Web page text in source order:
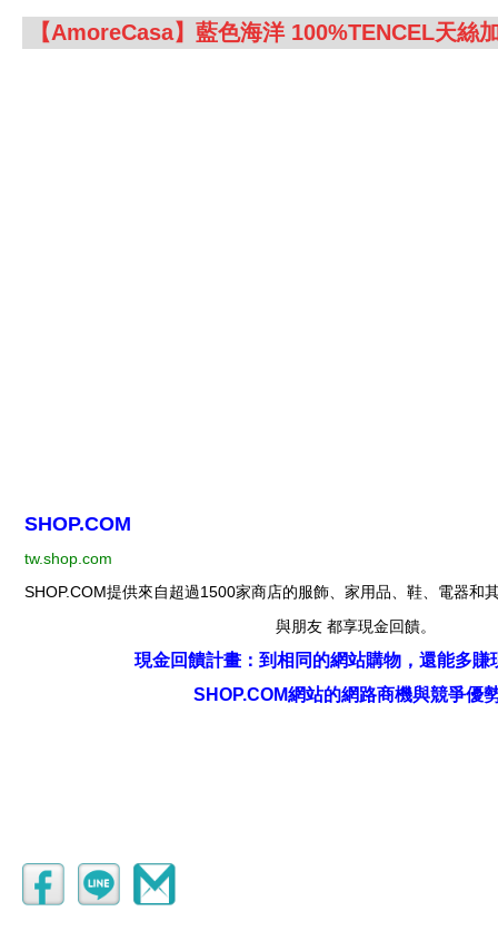
SHOP.COM
tw.shop.com
SHOP.COM提供來自超過1500家商店的服飾、家用品、鞋、電器和
與朋友 都享現金回饋。
現金回饋計畫：到相同的網站購物，還能多賺
SHOP.COM網站的網路商機與競爭優